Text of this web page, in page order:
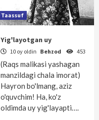
Taassuf
Yig'layotgan uy
10 oy oldin Behzod 453
(Raqs malikasi yashagan
manzildagi chala imorat)
Hayron bo'lmang, aziz
o'quvchim! Ha, ko'z
oldimda uy yig'layapti….